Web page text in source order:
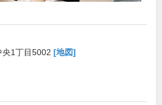
央1丁目5002 [地図]